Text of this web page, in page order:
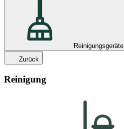
Reinigungsgeräte
Zurück
Reinigung